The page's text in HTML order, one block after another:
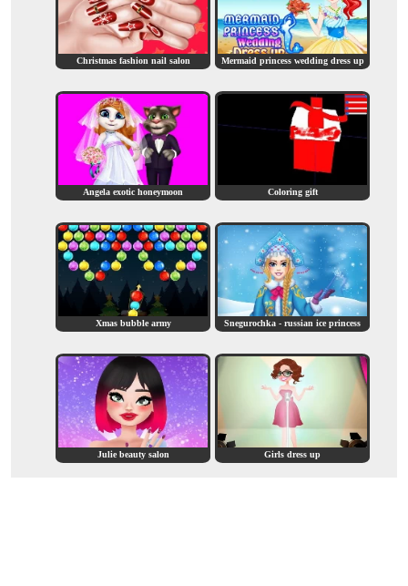
Christmas fashion nail salon Mermaid princess wedding dress up
Angela exotic honeymoon Coloring gift
Xmas bubble army Snegurochka - russian ice princess
Julie beauty salon Girls dress up